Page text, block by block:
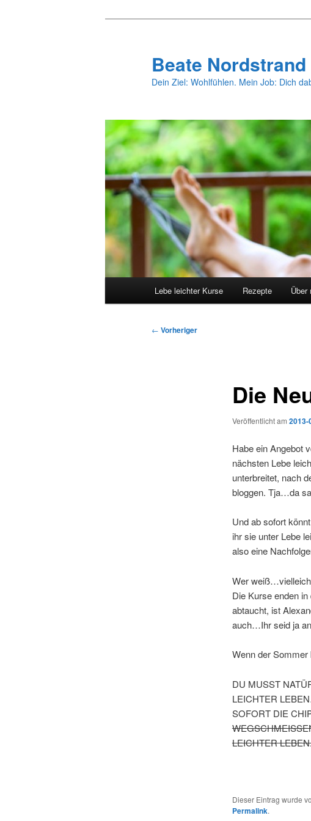
Beate
Dein Ziel: Wohlfühlen. Mein Job: Dich
Lebe leichter Kurse Rezepte Über
Beitragsnavigation
← Vorheriger
Die
Veröffentlicht am 2013-
Habe ein Angebot
nächsten Lebe
unterbreitet, nach
bloggen. Tja…da
Und ab sofort
ihr sie unter Lebe
also eine
Wer
Die Kurse enden
abtaucht, ist
auch…Ihr seid ja
Wenn der
DU MUSST
LEICHTER
SOFORT DIE
LEICHTER
Dieser Eintrag wurde
Permalink.